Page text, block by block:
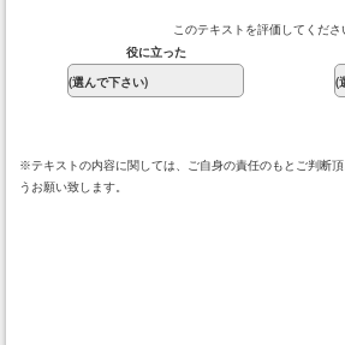
このテキストを評価してくださ
役に立った
※テキストの内容に関しては、ご自身の責任のもとご判断頂
うお願い致します。